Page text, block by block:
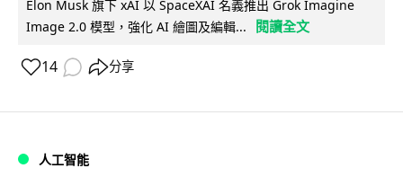
Elon Musk 旗下 xAI 以 SpaceXAI 名義推出 Grok Imagine
Image 2.0 模型，強化 AI 繪圖及編輯...
閱讀全文
14 分享
人工智能